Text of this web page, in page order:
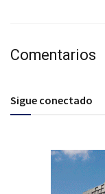
Comentarios
Sigue conectado